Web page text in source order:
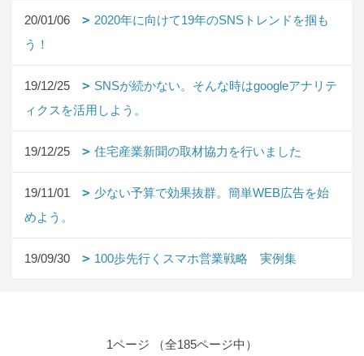
20/01/06
2020年に向けて19年のSNSトレンドを掴も
う！
19/12/25
SNSが続かない。そんな時はgoogleアナリテ
ィクスを活用しよう。
19/12/25 住宅産業新聞の取材協力を行いました
19/11/01
少ない予算で効果抜群。簡単WEB広告を始
めよう。
19/09/30 100歩先行くスマホ営業戦略 実例集
1ページ （全185ページ中）